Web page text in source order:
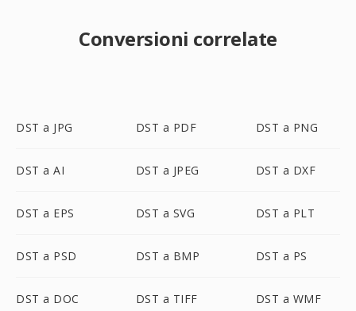
Conversioni correlate
DST a JPG DST a PDF DST a PNG
DST a AI DST a JPEG DST a DXF
DST a EPS DST a SVG DST a PLT
DST a PSD DST a BMP DST a PS
DST a DOC DST a TIFF DST a WMF